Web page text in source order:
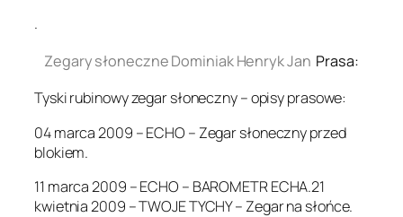
.
Zegary słoneczne Dominiak Henryk Jan Prasa:
Tyski rubinowy zegar słoneczny – opisy prasowe:
04 marca 2009 – ECHO – Zegar słoneczny przed
blokiem.
11 marca 2009 – ECHO – BAROMETR ECHA.21
kwietnia 2009 – TWOJE TYCHY – Zegar na słońce.